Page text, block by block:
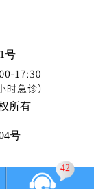
号
所有
号
42